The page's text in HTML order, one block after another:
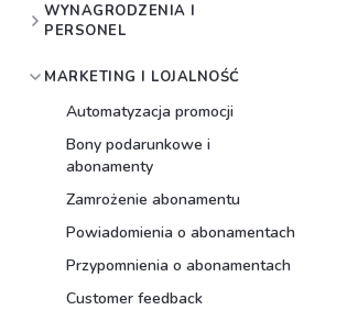
WYNAGRODZENIA I
PERSONEL
MARKETING I LOJALNOŚĆ
Automatyzacja promocji
Bony podarunkowe i
abonamenty
Zamrożenie abonamentu
Powiadomienia o abonamentach
Przypomnienia o abonamentach
Customer feedback